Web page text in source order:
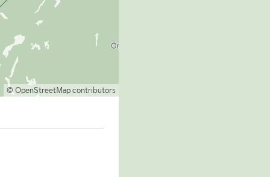
© OpenStreetMap contributors